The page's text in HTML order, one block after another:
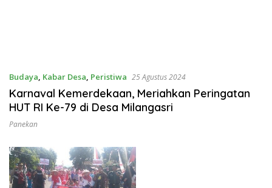
Budaya, Kabar Desa, Peristiwa 25 Agustus 2024
Karnaval Kemerdekaan, Meriahkan Peringatan
HUT RI Ke-79 di Desa Milangasri
Panekan